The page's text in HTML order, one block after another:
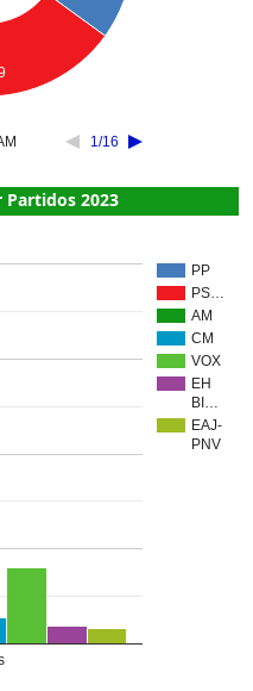
1/16
Partidos 2023
PP
PS…
AM
CM
VOX
EH
BI…
EAJ-
PNV